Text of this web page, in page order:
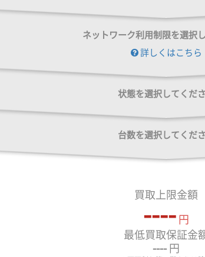
ネットワーク利用制限を選択
詳しくはこちら
状態を選択してくだ
台数を選択してくだ
買取上限金額
---- 円
最低買取保証金
---- 円